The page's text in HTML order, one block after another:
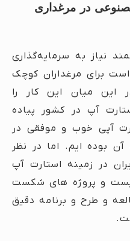
نیاز به سرمایه‌گذاری
برای مرغداران کوچک
این میان این کار را
آپ در کشور پیاده
آپی خوب و موفقی در
آن بوده ایم. اما در نظر
در زمینه استارت آپ
و پروژه های شکست
و طرح و برنامه دقیق